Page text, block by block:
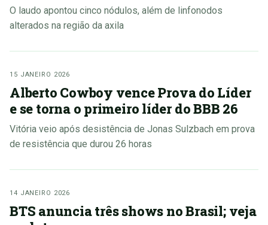
O laudo apontou cinco nódulos, além de linfonodos
alterados na região da axila
15 JANEIRO 2026
Alberto Cowboy vence Prova do Líder
e se torna o primeiro líder do BBB 26
Vitória veio após desistência de Jonas Sulzbach em prova
de resistência que durou 26 horas
14 JANEIRO 2026
BTS anuncia três shows no Brasil; veja